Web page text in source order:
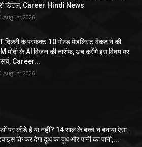
डिटेल, Career Hindi News
August 2026
दिल्ली के परफेक्ट 10 गोल्ड मेडलिस्ट वेंकट ने की
मोदी के AI विजन की तारीफ, अब करेंगे इस विषय पर
Career...
August 2026
पर कीड़े हैं या नहीं? 14 साल के बच्चे ने बनाया ऐसा
कि कर देगा दूध का दूध और पानी का पानी,...